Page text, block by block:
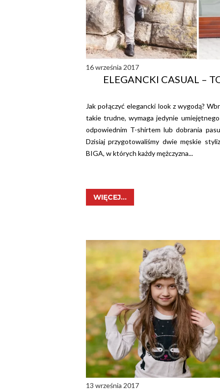
16 września 2017
ELEGANCKI CASUAL –
Jak połączyć elegancki look z wygodą?
takie trudne, wymaga jedynie umiejętnego
odpowiednim T-shirtem lub dobrania
Dzisiaj przygotowaliśmy dwie męskie
BIGA, w których każdy mężczyzna...
WIĘCEJ...
13 września 2017